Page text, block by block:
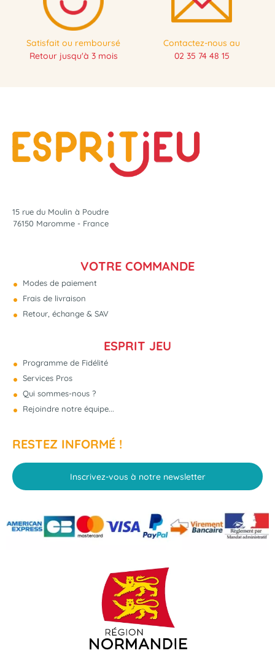
Satisfait ou remboursé
Retour jusqu'à 3 mois
Contactez-nous au
02 35 74 48 15
15 rue du Moulin à Poudre
76150 Maromme - France
VOTRE COMMANDE
Modes de paiement
Frais de livraison
Retour, échange & SAV
ESPRIT JEU
Programme de Fidélité
Services Pros
Qui sommes-nous ?
Rejoindre notre équipe...
RESTEZ INFORMÉ !
Inscrivez-vous à notre newsletter